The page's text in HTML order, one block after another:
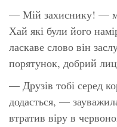
— Мій захиснику! —
Хай які були його
ласкаве слово він
порятунок, добрий
— Друзів тобі серед
додасться, —
втратив віру в